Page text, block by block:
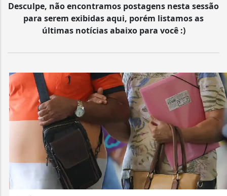
Desculpe, não encontramos postagens nesta sessão
para serem exibidas aqui, porém listamos as
últimas notícias abaixo para você :)